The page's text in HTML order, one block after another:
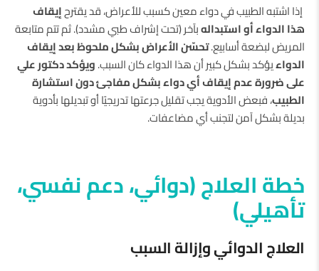
إذا اشتبه الطبيب في دواء معين كسبب للأعراض، قد يقترحإيقاف
هذا الدواء أو استبدالهبآخر (تحت إشراف طبي مشدد). ثم تتم متابعة
المريض لبضعة أسابيع.تحسّن الأعراض بشكل ملحوظ بعد إيقاف
الدواءيؤكد بشكل كبير أن هذا الدواء كان السبب.ويؤكد دكتور علي
على ضرورة عدم إيقاف أي دواء بشكل مفاجئ دون استشارة
الطبيب، فبعض الأدوية يجب تقليل جرعتها تدريجيًا أو تبديلها بأدوية
بديلة بشكل آمن لتجنب أي مضاعفات.
خطة العلاج (دوائي، دعم نفسي،
تأهيلي)
العلاج الدوائي وإزالة السبب